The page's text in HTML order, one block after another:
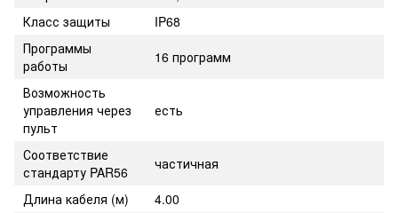
Класс защиты
IP68
Программы
работы
16 программ
Возможность
управления через
пульт
есть
Соответствие
стандарту PAR56
частичная
Длина кабеля (м)
4.00